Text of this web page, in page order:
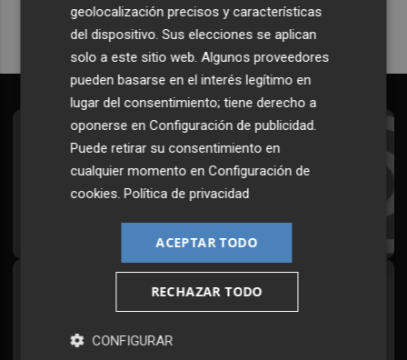
Suscríbete al Boletín
Todos los días a primera hora en tu email
¡Quiero suscribirme!
Síguenos en redes
geolocalización precisos y características
del dispositivo. Sus elecciones se aplican
solo a este sitio web. Algunos proveedores
pueden basarse en el interés legítimo en
lugar del consentimiento; tiene derecho a
oponerse enConfiguración de publicidad
Puede retirar su consentimiento en
cualquier momento enConfiguración de
cookies .Política de privacidad
ACEPTAR TODO
RECHAZAR TODO
CONFIGURAR